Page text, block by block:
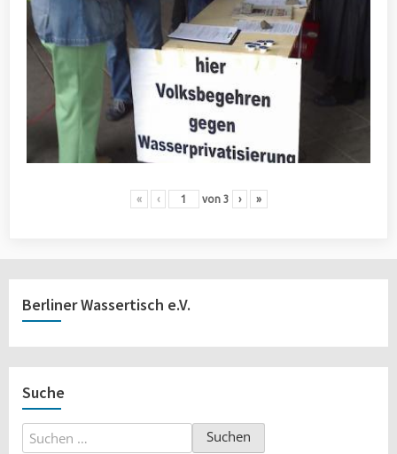
« ‹ von 3 › »
Berliner Wassertisch e.V.
Suche
Suchen